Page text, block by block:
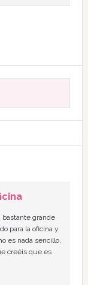
bastante grande
para la oficina y
es nada sencillo,
creéis que es